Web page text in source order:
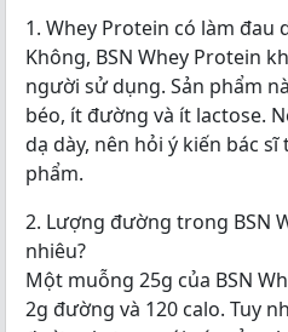
1. Whey Protein có làm đau
Không, BSN Whey Protein
người sử dụng. Sản phẩm
béo, ít đường và ít lactose.
dạ dày, nên hỏi ý kiến bác
phẩm.
2. Lượng đường trong BSN
nhiêu?
Một muỗng 25g của BSN
2g đường và 120 calo. Tuy